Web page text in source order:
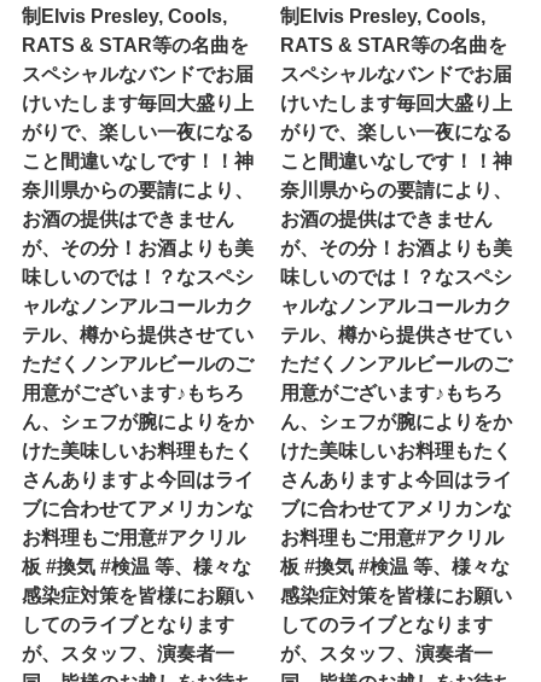
制Elvis Presley, Cools,
RATS & STAR等の名曲を
スペシャルなバンドでお届
けいたします毎回大盛り上
がりで、楽しい一夜になる
こと間違いなしです！！神
奈川県からの要請により、
お酒の提供はできません
が、その分！お酒よりも美
味しいのでは！？なスペシ
ャルなノンアルコールカク
テル、樽から提供させてい
ただくノンアルビールのご
用意がございます♪もちろ
ん、シェフが腕によりをか
けた美味しいお料理もたく
さんありますよ今回はライ
ブに合わせてアメリカンな
お料理もご用意#アクリル
板 #換気 #検温 等、様々な
感染症対策を皆様にお願い
してのライブとなります
が、スタッフ、演奏者一
制Elvis Presley, Cools,
RATS & STAR等の名曲を
スペシャルなバンドでお届
けいたします毎回大盛り上
がりで、楽しい一夜になる
こと間違いなしです！！神
奈川県からの要請により、
お酒の提供はできません
が、その分！お酒よりも美
味しいのでは！？なスペシ
ャルなノンアルコールカク
テル、樽から提供させてい
ただくノンアルビールのご
用意がございます♪もちろ
ん、シェフが腕によりをか
けた美味しいお料理もたく
さんありますよ今回はライ
ブに合わせてアメリカンな
お料理もご用意#アクリル
板 #換気 #検温 等、様々な
感染症対策を皆様にお願い
してのライブとなります
が、スタッフ、演奏者一